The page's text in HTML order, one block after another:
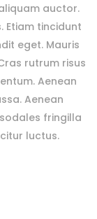
auctor.
Etiam tincidunt
eget. Mauris
rutrum risus
Aenean
Aenean
fringilla
luctus.